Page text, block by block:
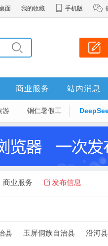
面 我的收藏 手机版
商业服务 站内消息
游 铜仁暑假工
商业服务 发布信息
县 玉屏侗族自治县 沿河县